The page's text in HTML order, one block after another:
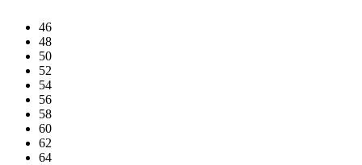
46
48
50
52
54
56
58
60
62
64